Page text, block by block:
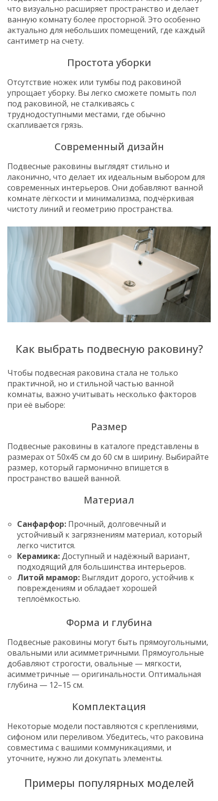
что визуально расширяет пространство и делает
ванную комнату более просторной. Это особенно
актуально для небольших помещений, где каждый
сантиметр на счету.
Простота уборки
Отсутствие ножек или тумбы под раковиной
упрощает уборку. Вы легко сможете помыть пол
под раковиной, не сталкиваясь с
труднодоступными местами, где обычно
скапливается грязь.
Современный дизайн
Подвесные раковины выглядят стильно и
лаконично, что делает их идеальным выбором для
современных интерьеров. Они добавляют ванной
комнате лёгкости и минимализма, подчёркивая
чистоту линий и геометрию пространства.
Как выбрать подвесную раковину?
Чтобы подвесная раковина стала не только
практичной, но и стильной частью ванной
комнаты, важно учитывать несколько факторов
при её выборе:
Размер
Подвесные раковины в каталоге представлены в
размерах от 50x45 см до 60 см в ширину. Выбирайте
размер, который гармонично впишется в
пространство вашей ванной.
Материал
Санфарфор: Прочный, долговечный и
устойчивый к загрязнениям материал, который
легко чистится.
Керамика:Доступный и надёжный вариант,
подходящий для большинства интерьеров.
Литой мрамор: Выглядит дорого, устойчив к
повреждениям и обладает хорошей
теплоёмкостью.
Форма и глубина
Подвесные раковины могут быть прямоугольными,
овальными или асимметричными. Прямоугольные
добавляют строгости, овальные — мягкости,
асимметричные — оригинальности. Оптимальная
глубина — 12–15 см.
Комплектация
Некоторые модели поставляются с креплениями,
сифоном или переливом. Убедитесь, что раковина
совместима с вашими коммуникациями, и
уточните, нужно ли докупать элементы.
Примеры популярных моделей